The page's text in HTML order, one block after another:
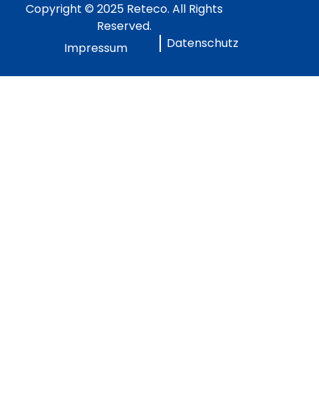
Copyright © 2025 Reteco. All Rights
Reserved.
Impressum
Datenschutz